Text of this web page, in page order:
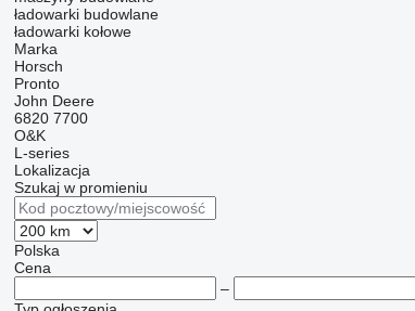
ładowarki budowlane
ładowarki kołowe
Marka
Horsch
Pronto
John Deere
6820 7700
O&K
L-series
Lokalizacja
Szukaj w promieniu
Polska
Cena
–